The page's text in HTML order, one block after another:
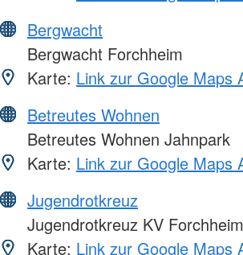
Bergwacht
Bergwacht Forchheim
Karte: Link zur Google Maps
Betreutes Wohnen
Betreutes Wohnen Jahnpark
Karte: Link zur Google Maps
Jugendrotkreuz
Jugendrotkreuz KV Forchheim
Karte: Link zur Google Maps